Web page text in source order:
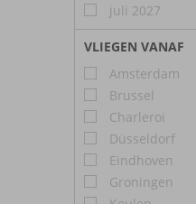
juli 2027
VLIEGEN VANAF
Amsterdam
Brussel
Charleroi
Düsseldorf
Eindhoven
Groningen